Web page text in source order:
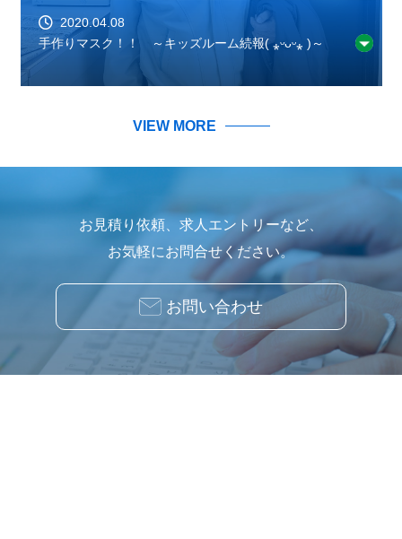
2020.04.08
手作りマスク！！ ～キッズルーム続報( ⁎ᵕᴗᵕ⁎ )～
VIEW MORE
お見積り依頼、求人エントリーなど、
お気軽にお問合せください。
お問い合わせ